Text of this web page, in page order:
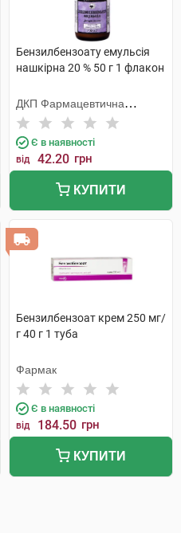
Бензилбензоату емульсія
нашкірна 20 % 50 г 1 флакон
ДКП Фармацевтична
фабрика
Є в наявності
від 42.20 грн
КУПИТИ
Бензилбензоат крем 250 мг/
г 40 г 1 туба
Фармак
Є в наявності
від 184.50 грн
КУПИТИ